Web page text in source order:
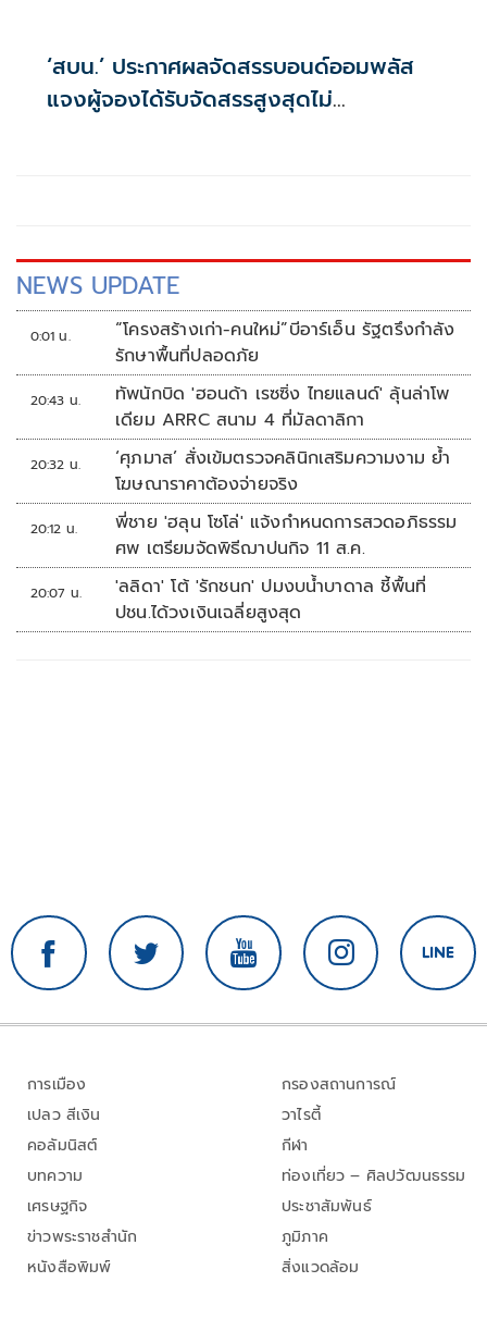
‘สบน.’ ประกาศผลจัดสรรบอนด์ออมพลัส
แจงผู้จองได้รับจัดสรรสูงสุดไม่
NEWS UPDATE
0:01 น.
“โครงสร้างเก่า-คนใหม่”บีอาร์เอ็น รัฐตรึงกำลัง
รักษาพื้นที่ปลอดภัย
20:43 น.
ทัพนักบิด 'ฮอนด้า เรซซิ่ง ไทยแลนด์' ลุ้นล่าโพ
เดียม ARRC สนาม 4 ที่มัลดาลิกา
20:32 น.
‘ศุภมาส’ สั่งเข้มตรวจคลินิกเสริมความงาม ย้ำ
โฆษณาราคาต้องจ่ายจริง
20:12 น.
พี่ชาย 'ฮลุน โซโล่' แจ้งกำหนดการสวดอภิธรรม
ศพ เตรียมจัดพิธีฌาปนกิจ 11 ส.ค.
20:07 น.
'ลลิดา' โต้ 'รักชนก' ปมงบน้ำบาดาล ชี้พื้นที่
ปชน.ได้วงเงินเฉลี่ยสูงสุด
การเมือง
เปลว สีเงิน
คอลัมนิสต์
บทความ
เศรษฐกิจ
ข่าวพระราชสำนัก
หนังสือพิมพ์
กรองสถานการณ์
วาไรตี้
กีฬา
ท่องเที่ยว – ศิลปวัฒนธรรม
ประชาสัมพันธ์
ภูมิภาค
สิ่งแวดล้อม